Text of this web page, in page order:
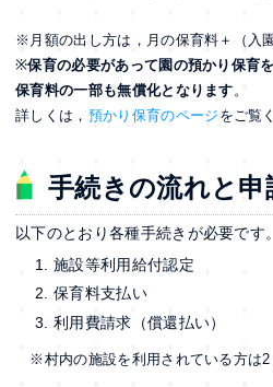
※月額の出し方は，月の保育料＋（入
※保育の必要があって園の預かり保育
保育料の一部も無償化となります。
詳しくは， 預かり保育のページ をご覧
手続きの流れと申
以下のとおり各種手続きが必要です。
施設等利用給付認定
保育料支払い
利用費請求（償還払い）
※村内の施設を利用されている方は2